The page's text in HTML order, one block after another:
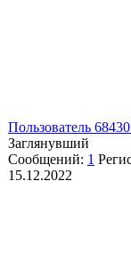
Пользователь
Заглянувший
Сообщений: 1
15.12.2022